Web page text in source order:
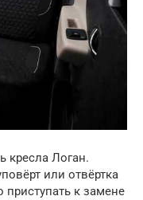
кресла Логан.
или отвёртка
к замене